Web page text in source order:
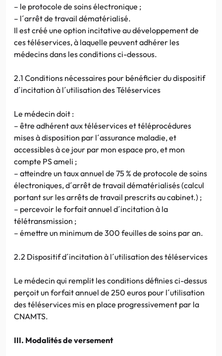
– le protocole de soins électronique ;
– l´arrêt de travail dématérialisé.
Il est créé une option incitative au développement de
ces téléservices, à laquelle peuvent adhérer les
médecins dans les conditions ci-dessous.
2.1 Conditions nécessaires pour bénéficier du dispositif
d´incitation à l´utilisation des Téléservices
Le médecin doit :
– être adhérent aux téléservices et téléprocédures
mises à disposition par l´assurance maladie, et
accessibles à ce jour par mon espace pro, et mon
compte PS ameli ;
– atteindre un taux annuel de 75 % de protocole de soins
électroniques, d´arrêt de travail dématérialisés (calcul
portant sur les arrêts de travail prescrits au cabinet.) ;
– percevoir le forfait annuel d´incitation à la
télétransmission ;
– émettre un minimum de 300 feuilles de soins par an.
2.2 Dispositif d´incitation à l´utilisation des téléservices
Le médecin qui remplit les conditions définies ci-dessus
perçoit un forfait annuel de 250 euros pour l´utilisation
des téléservices mis en place progressivement par la
CNAMTS.
III. Modalités de versement